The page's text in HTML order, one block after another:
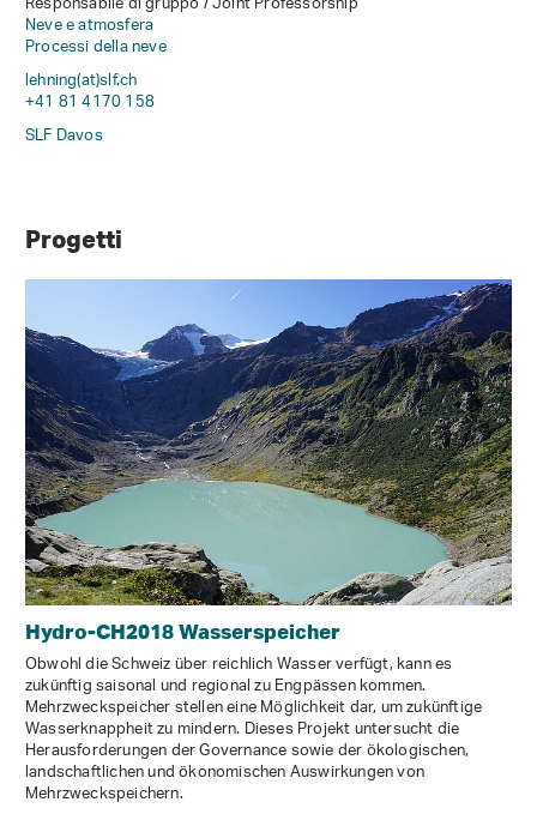
Neve e atmosfera
Processi della neve
lehning(at)slf.ch
+41 81 4170 158
SLF Davos
Progetti
Hydro-CH2018 Wasserspeicher
Obwohl die Schweiz über reichlich Wasser verfügt, kann es
zukünftig saisonal und regional zu Engpässen kommen.
Mehrzweckspeicher stellen eine Möglichkeit dar, um zukünftige
Wasserknappheit zu mindern. Dieses Projekt untersucht die
Herausforderungen der Governance sowie der ökologischen,
landschaftlichen und ökonomischen Auswirkungen von
Mehrzweckspeichern.